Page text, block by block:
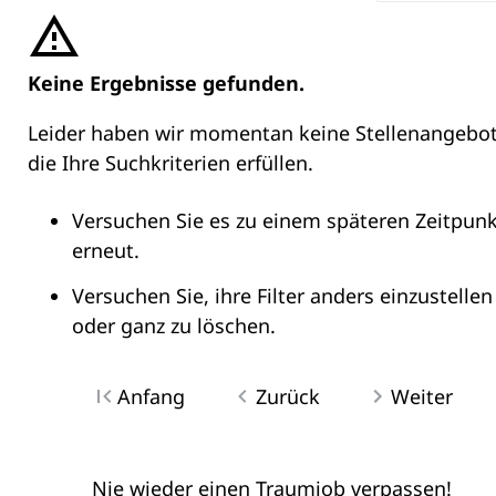
Keine Ergebnisse gefunden.
Leider haben wir momentan keine
die Ihre Suchkriterien erfüllen.
Versuchen Sie es zu einem späteren
erneut.
Versuchen Sie, ihre Filter anders einzustellen
oder ganz zu löschen.
Anfang Zurück Weiter
Nie wieder einen Traumjob verpassen!